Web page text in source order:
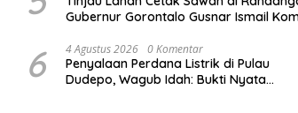
Gubernur Gorontalo Gusnar Ismail
6 4 Agustus 2026 0 Komentar
Penyalaan Perdana Listrik di Pulau
Dudepo, Wagub Idah: Bukti Nyata